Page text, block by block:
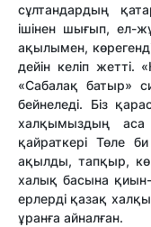
сұлтандардың
ішінен шығып, ел-
ақылымен,
дейін келіп жетті.
«Сабалақ батыр»
бейнеледі. Біз
халқымыздың
қайраткері Төле
ақылды, тапқыр,
халық басына
ерлерді қазақ
ұранға айналған.